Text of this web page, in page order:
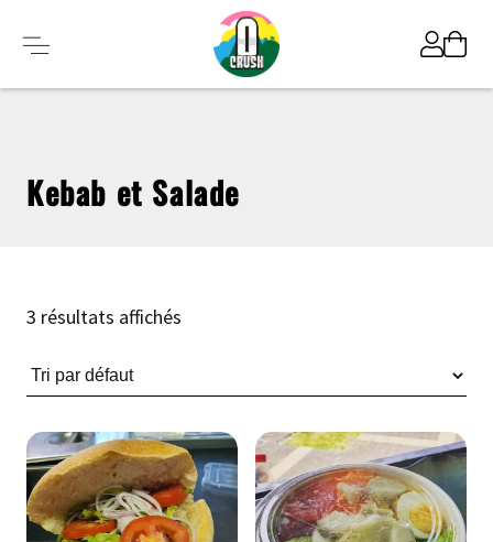
Kebab et Salade
3 résultats affichés